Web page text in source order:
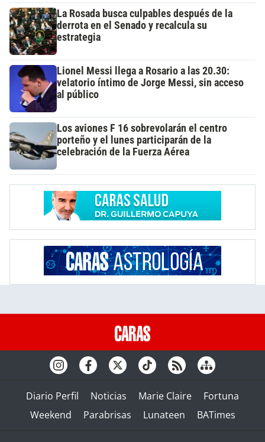
La Rosada busca culpables después de la
derrota en el Senado y recalcula su
estrategia
Lionel Messi llega a Rosario a las 20.30:
velatorio íntimo de Jorge Messi, sin acceso
al público
Los aviones F 16 sobrevolarán el centro
porteño y el lunes participarán de la
celebración de la Fuerza Aérea
Diario Perfil Noticias Marie Claire
Fortuna
Weekend
Parabrisas Lunateen BATimes